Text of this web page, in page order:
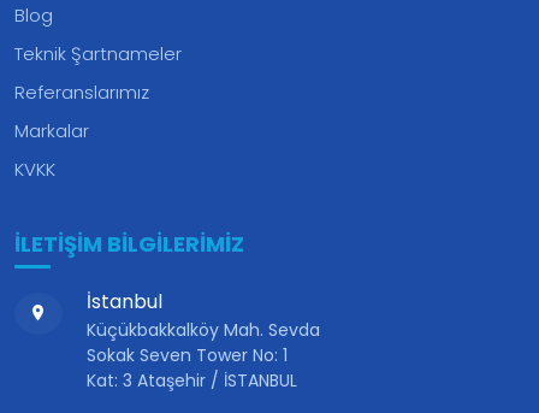
Blog
Teknik Şartnameler
Referanslarımız
Markalar
KVKK
İLETİŞİM BİLGİLERİMİZ
İstanbul
Küçükbakkalköy Mah. Sevda
Sokak Seven Tower No: 1
Kat: 3 Ataşehir / İSTANBUL